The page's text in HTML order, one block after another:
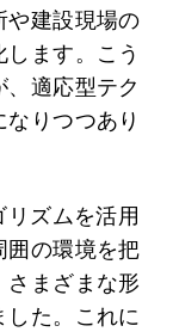
や建設現場の
ます。こう
適応型テク
りつつあり
ズムを活用
囲の環境を把
さまざまな形
た。これに